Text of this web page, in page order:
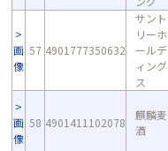
画
像
57 4901777350632
サント
リーホ
ールデ
ィング
ス
画
像
58 4901411102078
麒麟麦
酒